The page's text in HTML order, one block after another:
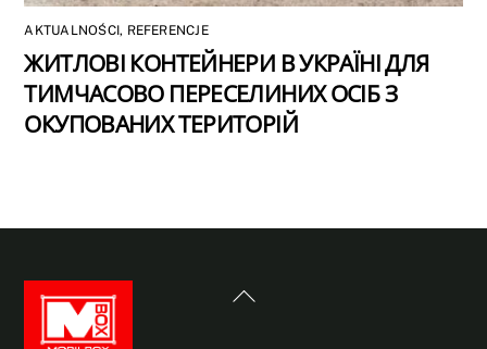
AKTUALNOŚCI, REFERENCJE
ЖИТЛОВІ КОНТЕЙНЕРИ В УКРАЇНІ ДЛЯ
ТИМЧАСОВО ПЕРЕСЕЛИНИХ ОСІБ З
ОКУПОВАНИХ ТЕРИТОРІЙ
Back